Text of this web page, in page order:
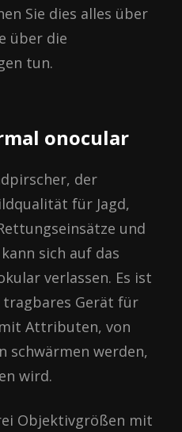
Sie dies alles über
über die
tun.
onocular
der
für Jagd,
und
sich auf das
verlassen. Es ist
Gerät für
Attributen, von
schwärmen werden,
wird.
Objektivgrößen mit